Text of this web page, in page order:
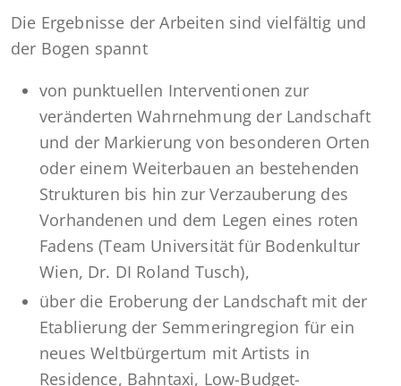
Die Ergebnisse der Arbeiten sind vielfältig und
der Bogen spannt
von punktuellen Interventionen zur
veränderten Wahrnehmung der Landschaft
und der Markierung von besonderen Orten
oder einem Weiterbauen an bestehenden
Strukturen bis hin zur Verzauberung des
Vorhandenen und dem Legen eines roten
Fadens (Team Universität für Bodenkultur
Wien, Dr. DI Roland Tusch),
über die Eroberung der Landschaft mit der
Etablierung der Semmeringregion für ein
neues Weltbürgertum mit Artists in
Residence, Bahntaxi, Low-Budget-